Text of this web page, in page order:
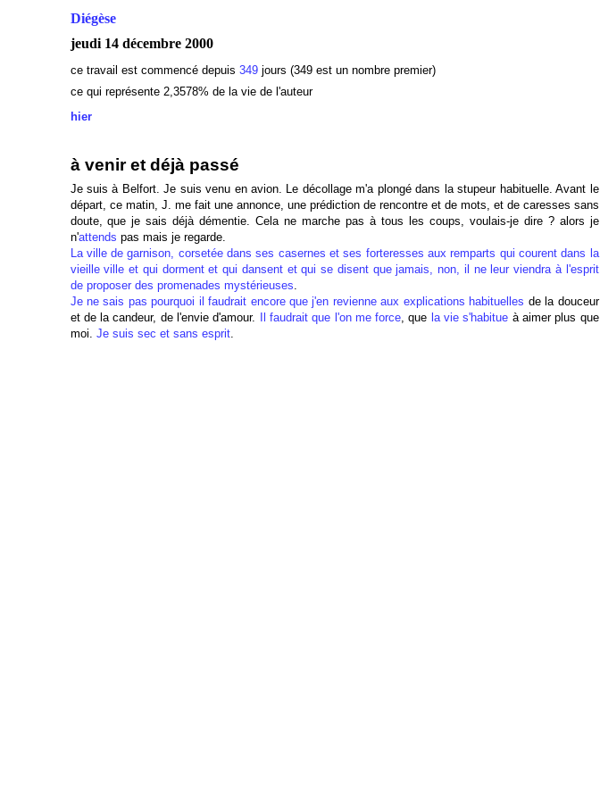
Diégèse
jeudi 14 décembre 2000
ce travail est commencé depuis 349jours (349 est un nombre premier)
ce qui représente 2,3578% de la vie de l'auteur
hier
à venir et déjà passé
Je suis à Belfort. Je suis venu en avion. Le décollage m'a plongé dans la stupeur habituelle. Avant le
départ, ce matin, J. me fait une annonce, une prédiction de rencontre et de mots, et de caresses sans
doute, que je sais déjà démentie. Cela ne marche pas à tous les coups, voulais-je dire ? alors je
n'attends pas mais je regarde.
La ville de garnison, corsetée dans ses casernes et ses forteresses aux remparts qui courent dans la
vieille ville et qui dorment et qui dansent et qui se disent que jamais, non, il ne leur viendra à l'esprit
de proposer des promenades mystérieuses.
Je ne sais pas pourquoi il faudrait encore que j'en revienne aux explications habituelles de la douceur
et de la candeur, de l'envie d'amour.
Il faudrait que l'on me force, que la vie s'habitue à aimer plus que
moi. Je suis sec et sans esprit.